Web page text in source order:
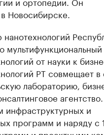
Новосибирске.
от науки к
РТ совмещает в
лабораторию,
инфраструктурных и
программ и наряду с